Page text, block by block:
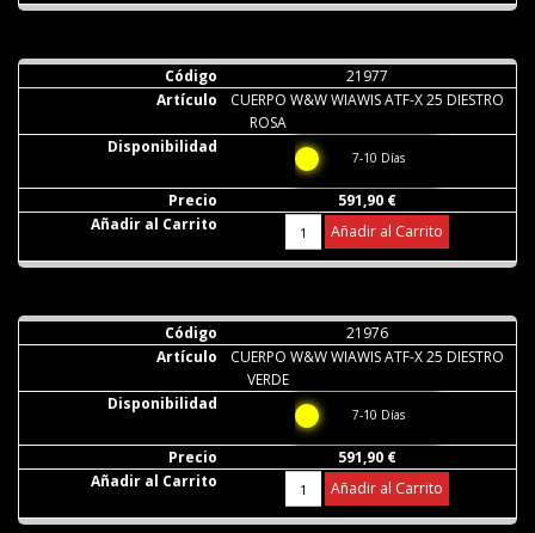
21977
CUERPO W&W WIAWIS ATF-X 25 DIESTRO
ROSA
7-10 Días
591,90 €
Añadir al Carrito
21976
CUERPO W&W WIAWIS ATF-X 25 DIESTRO
VERDE
7-10 Días
591,90 €
Añadir al Carrito